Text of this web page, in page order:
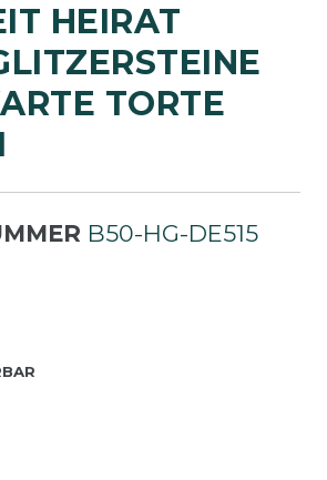
HEIRAT
TORTE 1
B50-HG-DE515